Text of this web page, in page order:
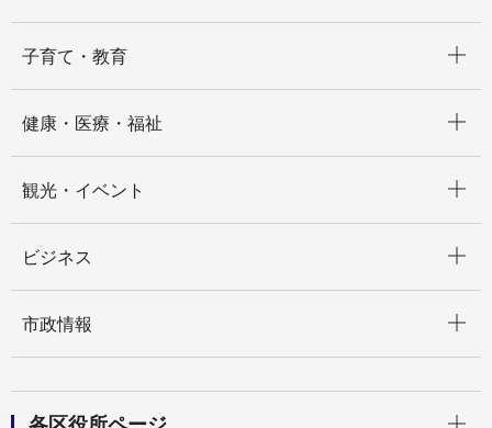
子育て・教育
健康・医療・福祉
観光・イベント
ビジネス
市政情報